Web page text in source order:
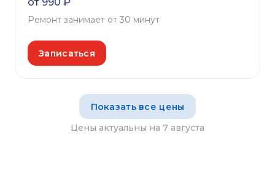
Ремонт занимает от 30 минут
Записаться
Показать все цены
Цены актуальны на 7 августа